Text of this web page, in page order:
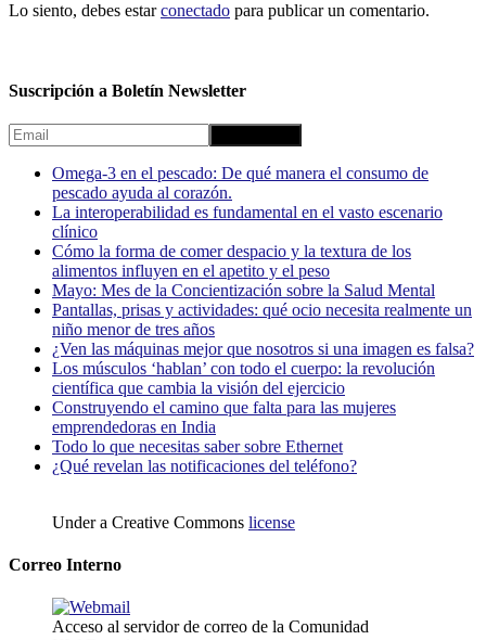
Lo siento, debes estarconectado para publicar un comentario.
Suscripción a Boletín Newsletter
Omega-3 en el pescado: De qué manera el consumo de
pescado ayuda al corazón.
La interoperabilidad es fundamental en el vasto escenario
clínico
Cómo la forma de comer despacio y la textura de los
alimentos influyen en el apetito y el peso
Mayo: Mes de la Concientización sobre la Salud Mental
Pantallas, prisas y actividades: qué ocio necesita realmente un
niño menor de tres años
¿Ven las máquinas mejor que nosotros si una imagen es falsa?
Los músculos ‘hablan’ con todo el cuerpo: la revolución
científica que cambia la visión del ejercicio
Construyendo el camino que falta para las mujeres
emprendedoras en India
Todo lo que necesitas saber sobre Ethernet
¿Qué revelan las notificaciones del teléfono?
Under a Creative Commons license
Correo Interno
Acceso al servidor de correo de la Comunidad